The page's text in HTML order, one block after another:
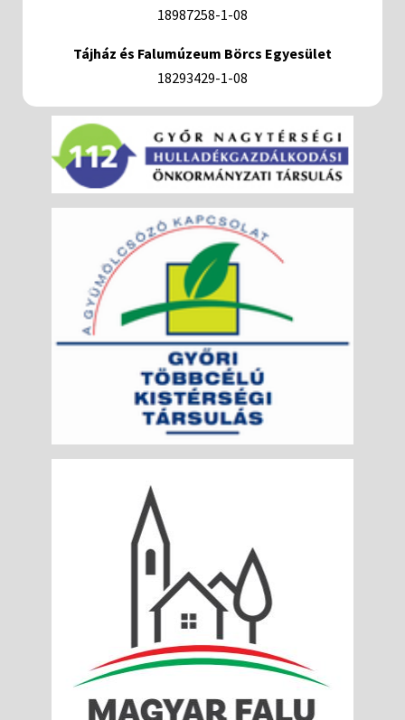
18987258-1-08
Tájház és Falumúzeum Börcs Egyesület
18293429-1-08